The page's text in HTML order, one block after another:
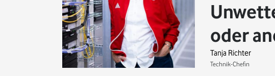
oder
Tanja Richter
Technik-Chefin